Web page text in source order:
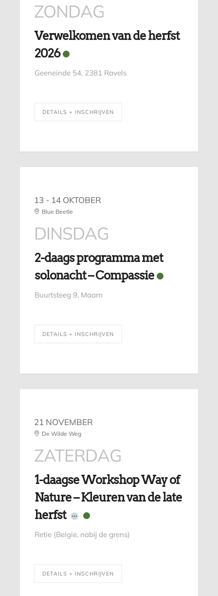
ZONDAG
Verwelkomen van de herfst
2026
Geeneinde 54, 2381 Ravels
DETAILS + INSCHRIJVEN
13 - 14 OKTOBER
Blue Beetle
DINSDAG
2-daags programma met
solonacht – Compassie
Buurtsteeg 9, Maarn
DETAILS + INSCHRIJVEN
21 NOVEMBER
De Wilde Weg
ZATERDAG
1-daagse Workshop Way of
Nature – Kleuren van de late
herfst
Retie (Belgie, nabij de grens)
DETAILS + INSCHRIJVEN